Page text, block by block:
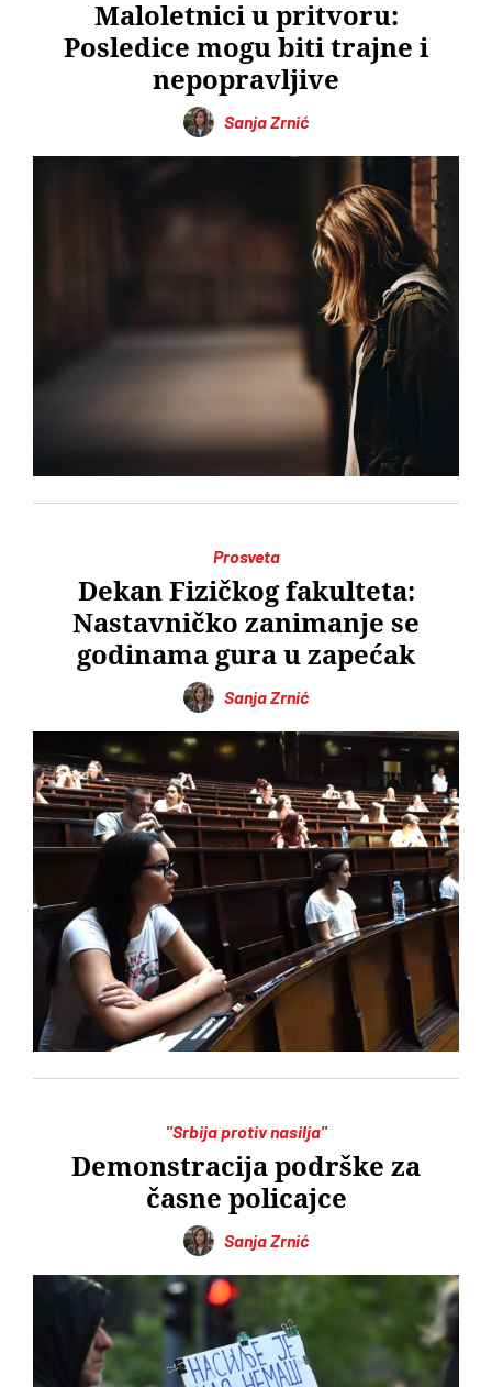
Maloletnici u pritvoru:
Posledice mogu biti trajne i
nepopravljive
Sanja Zrnić
Prosveta
Dekan Fizičkog fakulteta:
Nastavničko zanimanje se
godinama gura u zapećak
Sanja Zrnić
"Srbija protiv nasilja"
Demonstracija podrške za
časne policajce
Sanja Zrnić